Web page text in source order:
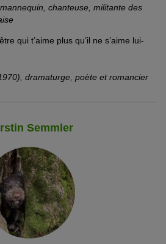
chanteuse, militante des
qui t’aime plus qu’il ne s’aime lui-
dramaturge, poète et romancier
Semmler